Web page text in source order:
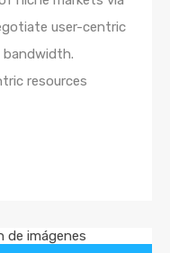
user-centric
bandwidth.
resources